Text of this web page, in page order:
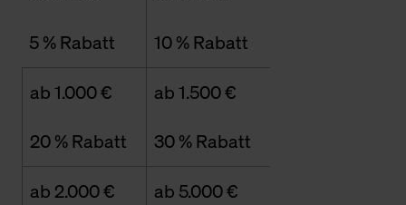
5 % Rabatt
10 % Rabatt
ab 1.000 €
20 % Rabatt
ab 1.500 €
30 % Rabatt
ab 2.000 €
ab 5.000 €